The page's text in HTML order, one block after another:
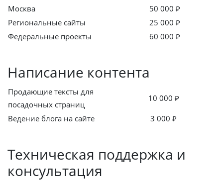
Москва
50 000 ₽
Региональные сайты
25 000 ₽
Федеральные проекты
60 000 ₽
Написание контента
Продающие тексты для
посадочных страниц
10 000 ₽
Ведение блога на сайте 3 000 ₽
Техническая поддержка и
консультация